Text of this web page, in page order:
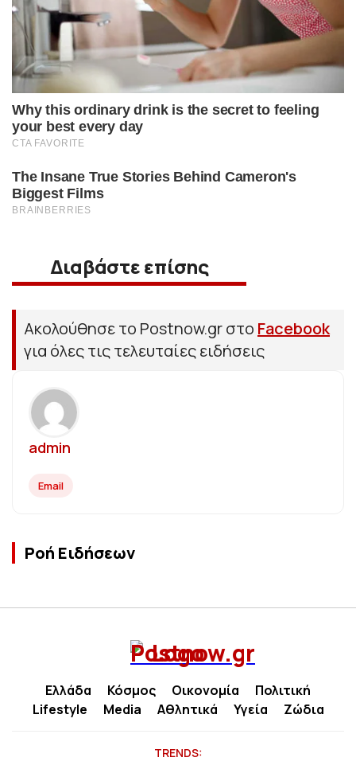
Διαβάστε επίσης
Ακολούθησε το Postnow.gr στο Facebook
για όλες τις τελευταίες ειδήσεις
admin
Email
Ροή Ειδήσεων
Ελλάδα Κόσμος Οικονομία
Πολιτική
Lifestyle
Media Αθλητικά Υγεία Ζώδια
TRENDS: